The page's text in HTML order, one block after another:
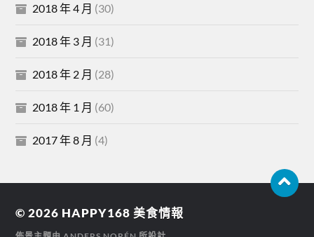
2018 年 4 月 (30)
2018 年 3 月 (31)
2018 年 2 月 (28)
2018 年 1 月 (60)
2017 年 8 月 (4)
© 2026 HAPPY168 美食情報